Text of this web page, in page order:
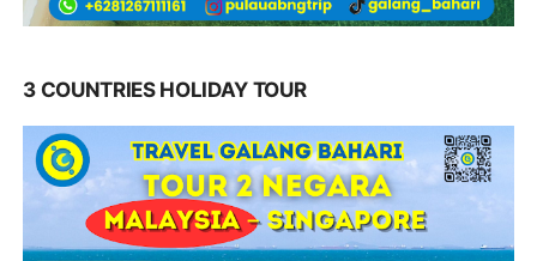
3 COUNTRIES HOLIDAY TOUR